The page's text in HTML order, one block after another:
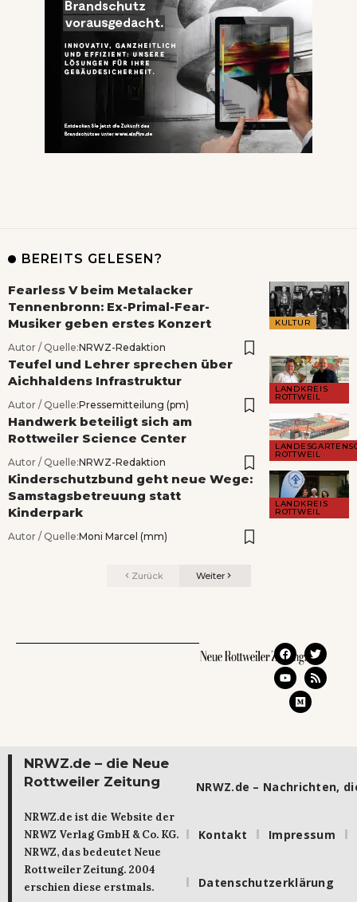
BEREITS GELESEN?
KULTUR
Fearless V beim Metalacker
Tennenbronn: Ex-Primal-Fear-
Musiker geben erstes Konzert
Autor / Quelle:NRWZ-Redaktion
LANDKREIS
ROTTWEIL
Teufel und Lehrer sprechen über
Aichhaldens Infrastruktur
Autor / Quelle:Pressemitteilung (pm)
ROTTWEIL
Handwerk beteiligt sich am
Rottweiler Science Center
Autor / Quelle:NRWZ-Redaktion
LANDKREIS
ROTTWEIL
Kinderschutzbund geht neue Wege:
Samstagsbetreuung statt
Kinderpark
Autor / Quelle:Moni Marcel (mm)
Zurück Weiter
NRWZ.de – die Neue
Rottweiler Zeitung
NRWZ.de ist die Website der
NRWZ Verlag GmbH & Co. KG.
NRWZ, das bedeutet Neue
Rottweiler Zeitung. 2004
erschien diese erstmals.
NRWZ.de – Nachrichten,
Kontakt Impressum
Datenschutzerklärung